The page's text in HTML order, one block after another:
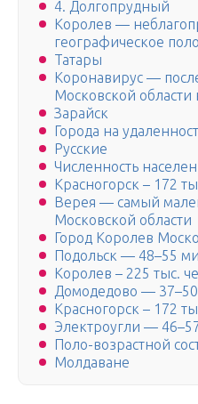
4. Долгопрудный
Королев —
географическое
Татары
Коронавирус —
Московской области
Зарайск
Города на
Русские
Численность
Красногорск – 172
Верея — самый
Московской области
Город Королев
Подольск — 48–55
Королев – 225 тыс.
Домодедово —
Красногорск – 172
Электроугли —
Поло-возрастной
Молдаване